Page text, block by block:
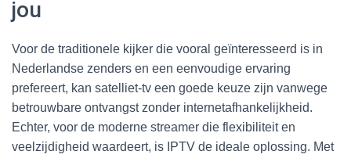
jou
Voor de traditionele kijker die vooral geïnteresseerd is in
Nederlandse zenders en een eenvoudige ervaring
prefereert, kan satelliet-tv een goede keuze zijn vanwege
betrouwbare ontvangst zonder internetafhankelijkheid.
Echter, voor de moderne streamer die flexibiliteit en
veelzijdigheid waardeert, is IPTV de ideale oplossing. Met